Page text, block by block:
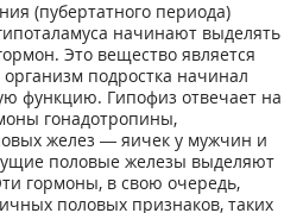
(пубертатного периода)
начинают выделять
Это вещество является
подростка начинал
функцию. Гипофиз отвечает на
гонадотропины,
желез — яичек у мужчин и
половые железы выделяют
гормоны, в свою очередь,
половых признаков, таких